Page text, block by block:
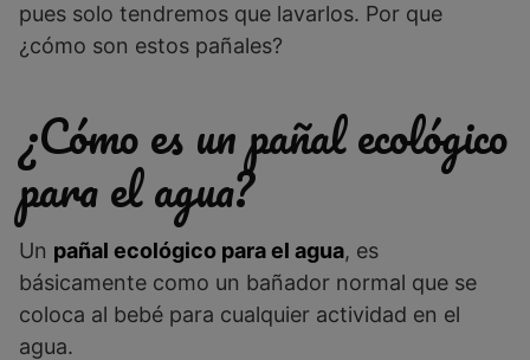
pues solo tendremos que lavarlos. Por que
¿cómo son estos pañales?
¿Cómo es un pañal ecológico
para el agua?
Un pañal ecológico para el agua, es
básicamente como un bañador normal que se
coloca al bebé para cualquier actividad en el
agua.